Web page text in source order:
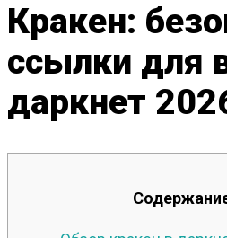
Кракен:
ссылки для
даркнет